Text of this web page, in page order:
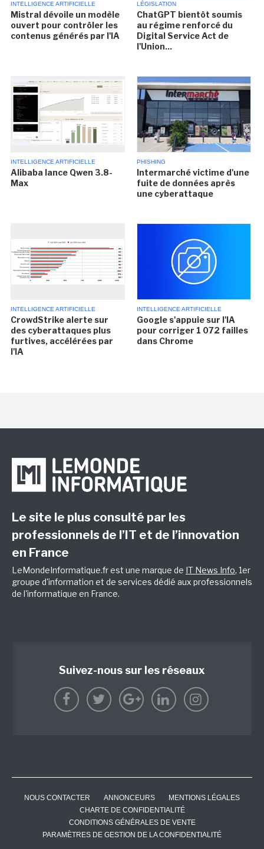
INTELLIGENCE ARTIFICIELLE
Mistral dévoile un modèle
ouvert pour contrôler les
contenus générés par l'IA
LÉGISLATION
ChatGPT bientôt soumis
au régime renforcé du
Digital Service Act de
l'Union...
INTELLIGENCE ARTIFICIELLE
Alibaba lance Qwen 3.8-
Max
PHISHING
Intermarché victime d'une
fuite de données après
une cyberattaque
INTELLIGENCE ARTIFICIELLE
CrowdStrike alerte sur
des cyberattaques plus
furtives, accélérées par
l'IA
INTELLIGENCE ARTIFICIELLE
Google s'appuie sur l'IA
pour corriger 1 072 failles
dans Chrome
Le site le plus consulté par les
professionnels de l’IT et de l’innovation
en France
LeMondeInformatique.fr est une marque de IT News Info, 1er
groupe d'information et de services dédié aux professionnels
de l'informatique en France.
Suivez-nous sur les réseaux
NOUS CONTACTER ANNONCEURS
MENTIONS LÉGALES
CHARTE DE CONFIDENTIALITÉ
CONDITIONS GÉNÉRALES DE VENTE
PARAMÈTRES DE GESTION DE LA CONFIDENTIALITÉ